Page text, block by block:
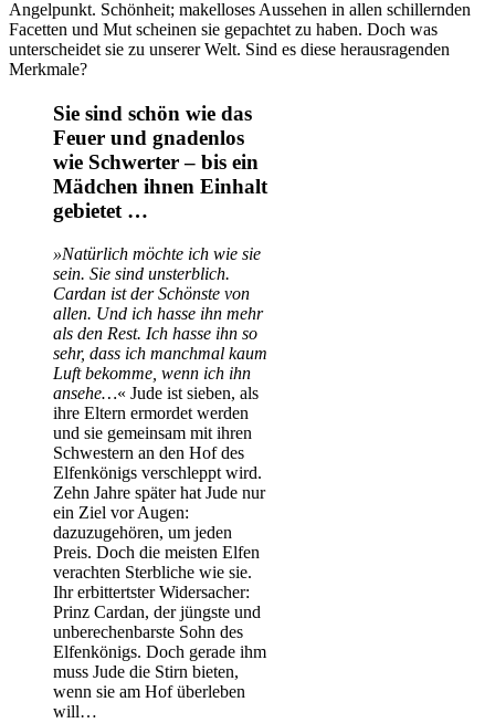
Angelpunkt. Schönheit; makelloses Aussehen in allen schillernden
Facetten und Mut scheinen sie gepachtet zu haben. Doch was
unterscheidet sie zu unserer Welt. Sind es diese herausragenden
Merkmale?
Sie sind schön wie das
Feuer und gnadenlos
wie Schwerter – bis ein
Mädchen ihnen Einhalt
gebietet …
»Natürlich möchte ich wie sie
sein. Sie sind unsterblich.
Cardan ist der Schönste von
allen. Und ich hasse ihn mehr
als den Rest. Ich hasse ihn so
sehr, dass ich manchmal kaum
Luft bekomme, wenn ich ihn
ansehe…« Jude ist sieben, als
ihre Eltern ermordet werden
und sie gemeinsam mit ihren
Schwestern an den Hof des
Elfenkönigs verschleppt wird.
Zehn Jahre später hat Jude nur
ein Ziel vor Augen:
dazuzugehören, um jeden
Preis. Doch die meisten Elfen
verachten Sterbliche wie sie.
Ihr erbittertster Widersacher:
Prinz Cardan, der jüngste und
unberechenbarste Sohn des
Elfenkönigs. Doch gerade ihm
muss Jude die Stirn bieten,
wenn sie am Hof überleben
will…